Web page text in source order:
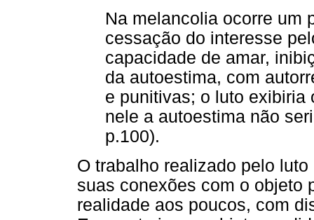
Na melancolia ocorre um
cessação do interesse
capacidade de amar,
da autoestima, com
e punitivas; o luto exibiria
nele a autoestima não
p.100).
O trabalho realizado pelo
suas conexões com o objeto
realidade aos poucos, com